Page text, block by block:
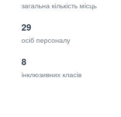
загальна кількість місць
29
осіб персоналу
8
інклюзивних класів